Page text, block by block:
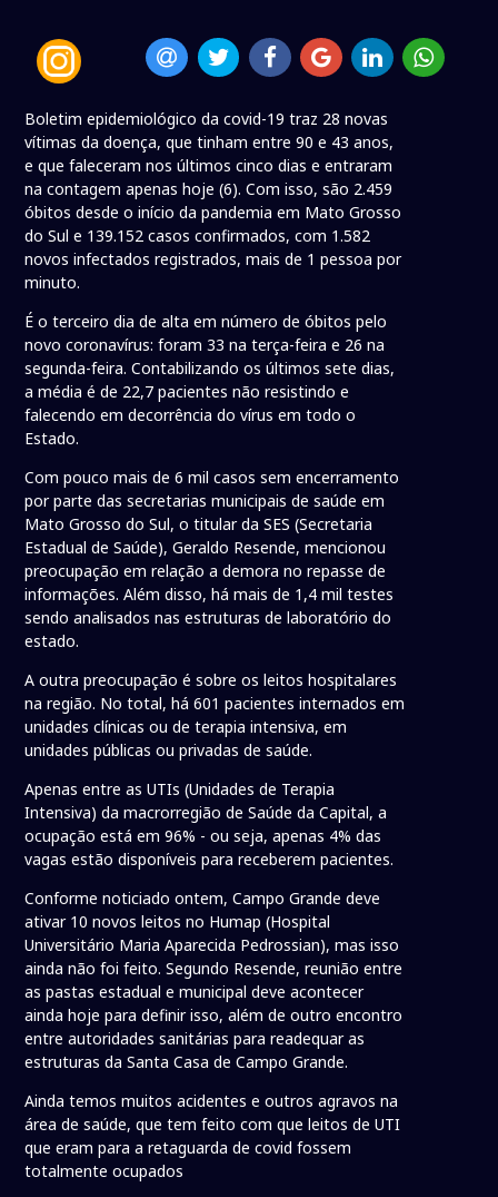
Boletim epidemiológico da covid-19 traz 28 novas
vítimas da doença, que tinham entre 90 e 43 anos,
e que faleceram nos últimos cinco dias e entraram
na contagem apenas hoje (6). Com isso, são 2.459
óbitos desde o início da pandemia em Mato Grosso
do Sul e 139.152 casos confirmados, com 1.582
novos infectados registrados, mais de 1 pessoa por
minuto.
É o terceiro dia de alta em número de óbitos pelo
novo coronavírus: foram 33 na terça-feira e 26 na
segunda-feira. Contabilizando os últimos sete dias,
a média é de 22,7 pacientes não resistindo e
falecendo em decorrência do vírus em todo o
Estado.
Com pouco mais de 6 mil casos sem encerramento
por parte das secretarias municipais de saúde em
Mato Grosso do Sul, o titular da SES (Secretaria
Estadual de Saúde), Geraldo Resende, mencionou
preocupação em relação a demora no repasse de
informações. Além disso, há mais de 1,4 mil testes
sendo analisados nas estruturas de laboratório do
estado.
A outra preocupação é sobre os leitos hospitalares
na região. No total, há 601 pacientes internados em
unidades clínicas ou de terapia intensiva, em
unidades públicas ou privadas de saúde.
Apenas entre as UTIs (Unidades de Terapia
Intensiva) da macrorregião de Saúde da Capital, a
ocupação está em 96% - ou seja, apenas 4% das
vagas estão disponíveis para receberem pacientes.
Conforme noticiado ontem, Campo Grande deve
ativar 10 novos leitos no Humap (Hospital
Universitário Maria Aparecida Pedrossian), mas isso
ainda não foi feito. Segundo Resende, reunião entre
as pastas estadual e municipal deve acontecer
ainda hoje para definir isso, além de outro encontro
entre autoridades sanitárias para readequar as
estruturas da Santa Casa de Campo Grande.
Ainda temos muitos acidentes e outros agravos na
área de saúde, que tem feito com que leitos de UTI
que eram para a retaguarda de covid fossem
totalmente ocupados